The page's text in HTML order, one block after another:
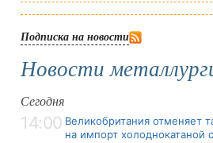
Подписка на новости
Новости
Сегодня
14:00 Великобритания
на импорт холоднокатаной